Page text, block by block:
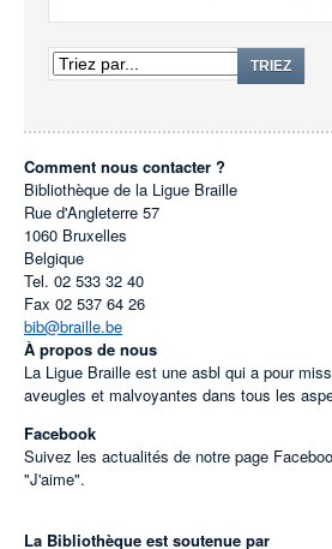
TRIEZ
Comment nous contacter ?
Bibliothèque de la Ligue Braille
Rue d'Angleterre 57
1060 Bruxelles
Belgique
Tel. 02 533 32 40
Fax 02 537 64 26
bib@braille.be
À propos de nous
La Ligue Braille est une asbl qui a pour
aveugles et malvoyantes dans tous les
Facebook
Suivez les actualités de notre page
"J'aime".
La Bibliothèque est soutenue par